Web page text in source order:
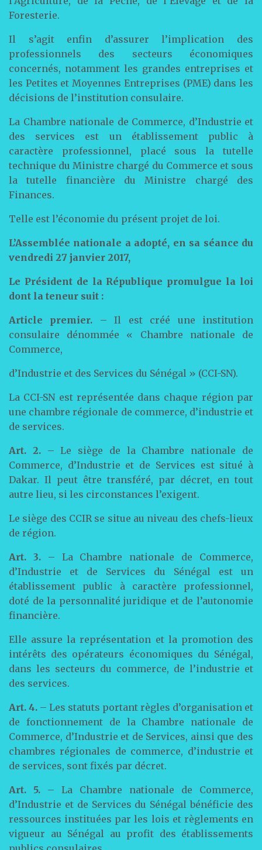
Foresterie.
Il s’agit enfin d’assurer l’implication des
professionnels des secteurs économiques
concernés, notamment les grandes entreprises et
les Petites et Moyennes Entreprises (PME) dans les
décisions de l’institution consulaire.
La Chambre nationale de Commerce, d’Industrie et
des services est un établissement public à
caractère professionnel, placé sous la tutelle
technique du Ministre chargé du Commerce et sous
la tutelle financière du Ministre chargé des
Finances.
Telle est l’économie du présent projet de loi.
L’Assemblée nationale a adopté, en sa séance du
vendredi 27 janvier 2017,
Le Président de la République promulgue la loi
dont la teneur suit :
Article premier. – Il est créé une institution
consulaire dénommée « Chambre nationale de
Commerce,
d’Industrie et des Services du Sénégal » (CCI-SN).
La CCI-SN est représentée dans chaque région par
une chambre régionale de commerce, d’industrie et
de services.
Art. 2. – Le siège de la Chambre nationale de
Commerce, d’Industrie et de Services est situé à
Dakar. Il peut être transféré, par décret, en tout
autre lieu, si les circonstances l’exigent.
Le siège des CCIR se situe au niveau des chefs-lieux
de région.
Art. 3.– La Chambre nationale de Commerce,
d’Industrie et de Services du Sénégal est un
établissement public à caractère professionnel,
doté de la personnalité juridique et de l’autonomie
financière.
Elle assure la représentation et la promotion des
intérêts des opérateurs économiques du Sénégal,
dans les secteurs du commerce, de l’industrie et
des services.
Art. 4. – Les statuts portant règles d’organisation et
de fonctionnement de la Chambre nationale de
Commerce, d’Industrie et de Services, ainsi que des
chambres régionales de commerce, d’industrie et
de services, sont fixés par décret.
Art. 5. – La Chambre nationale de Commerce,
d’Industrie et de Services du Sénégal bénéficie des
ressources instituées par les lois et règlements en
vigueur au Sénégal au profit des établissements